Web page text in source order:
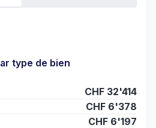
type de bien
CHF 32'414
CHF 6'378
CHF 6'197